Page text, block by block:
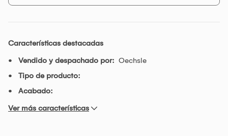
Características destacadas
Vendido y despachado por: Oechsle
Tipo de producto:
Acabado:
Ver más características